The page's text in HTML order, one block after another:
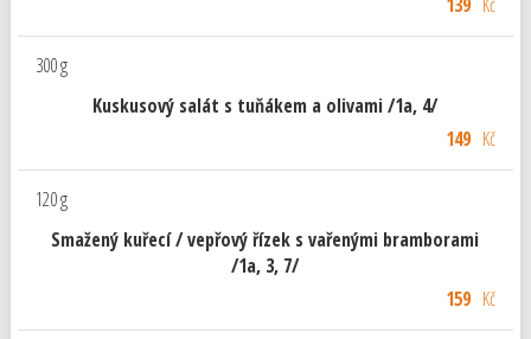
300 g
Kuskusový salát s tuňákem a olivami /1a, 4/
149Kč
120 g
Smažený kuřecí / vepřový řízek s vařenými bramborami
/1a, 3, 7/
159Kč